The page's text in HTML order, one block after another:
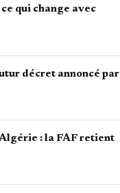
qui change avec
décret annoncé par
: la FAF retient